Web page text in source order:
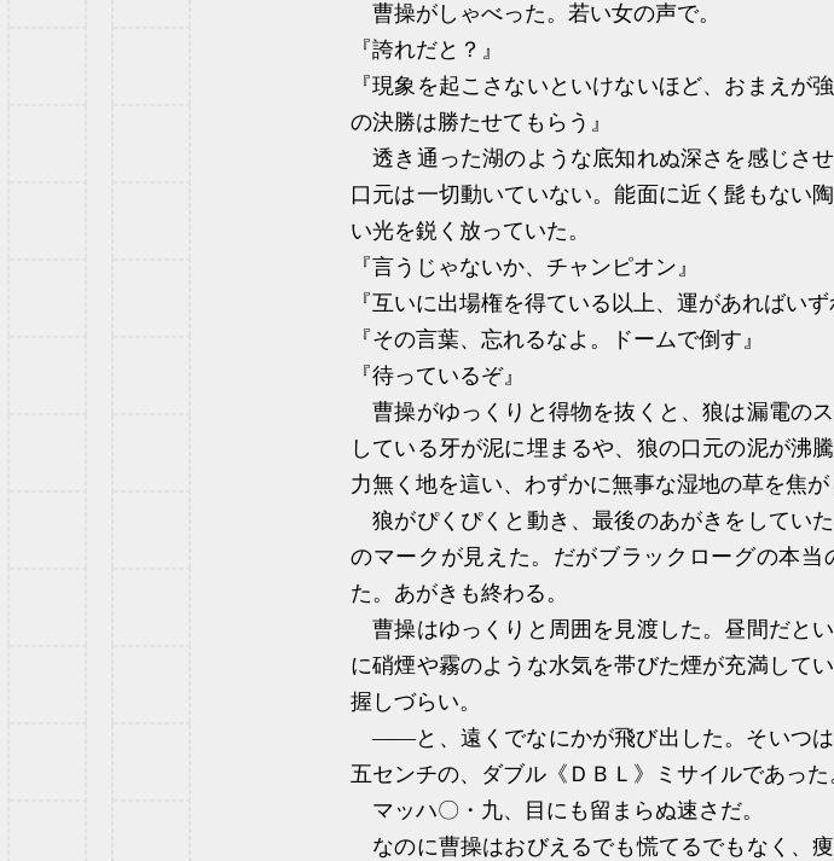
曹操がしゃべった。若い女の声で。
『誇れだと？』
『現象を起こさないといけないほど、おまえが
の決勝は勝たせてもらう』
透き通った湖のような底知れぬ深さを感じさ
口元は一切動いていない。能面に近く髭もない
い光を鋭く放っていた。
『言うじゃないか、チャンピオン』
『互いに出場権を得ている以上、運があればい
『その言葉、忘れるなよ。ドームで倒す』
『待っているぞ』
曹操がゆっくりと得物を抜くと、狼は漏電の
している牙が泥に埋まるや、狼の口元の泥が沸
力無く地を這い、わずかに無事な湿地の草を焦が
狼がぴくぴくと動き、最後のあがきをしてい
のマークが見えた。だがブラックローグの本
た。あがきも終わる。
曹操はゆっくりと周囲を見渡した。昼間だと
に硝煙や霧のような水気を帯びた煙が充満して
握しづらい。
――と、遠くでなにかが飛び出した。そいつは
五センチの、ダブル《ＤＢＬ》ミサイルであった
マッハ〇・九、目にも留まらぬ速さだ。
なのに曹操はおびえるでも慌てるでもなく、